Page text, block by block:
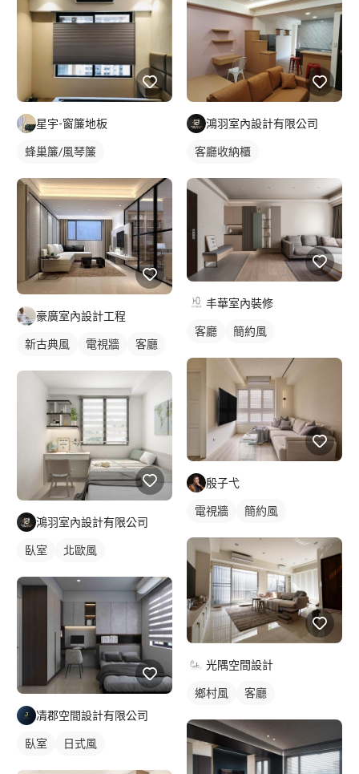
星宇-窗簾地板
蜂巢簾/風琴簾
豪廣室內設計工程
新古典風 電視牆 客廳
鴻羽室內設計有限公司
臥室 北歐風
凊郡空間設計有限公司
臥室 日式風
鴻羽室內設計有限公司
客廳收納櫃
丰華室內裝修
客廳 簡約風
殷子弋
電視牆 簡約風
光隅空間設計
鄉村風 客廳